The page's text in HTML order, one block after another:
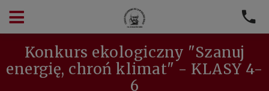
Konkurs ekologiczny "Szanuj
energię, chroń klimat" - KLASY 4-
6